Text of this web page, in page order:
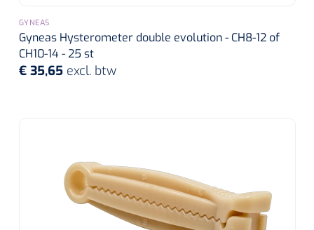
GYNEAS
Gyneas Hysterometer double evolution - CH8-12 of
CH10-14 - 25 st
€ 35,65 excl. btw